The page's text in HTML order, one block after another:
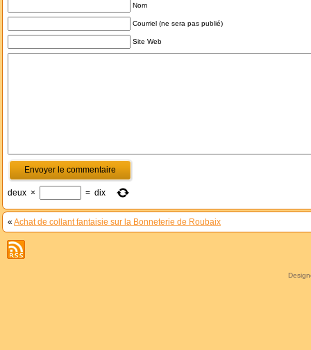
Nom
Courriel (ne sera pas publié)
Site Web
deux × = dix
« Achat de collant fantaisie sur la Bonneterie de Roubaix